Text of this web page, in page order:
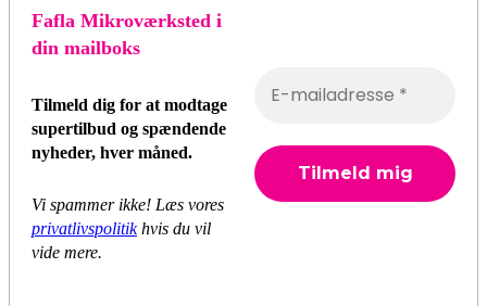
Fafla Mikroværksted i
din mailboks
Tilmeld dig for at modtage
supertilbud og spændende
nyheder, hver måned.
Vi spammer ikke! Læs vores
privatlivspolitikhvis du vil
vide mere.